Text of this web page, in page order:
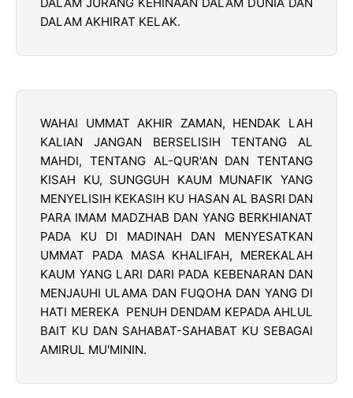
DALAM AKHIRAT KELAK.
WAHAI UMMAT AKHIR ZAMAN, HENDAK LAH
KALIAN JANGAN BERSELISIH TENTANG AL
MAHDI, TENTANG AL-QUR'AN DAN TENTANG
KISAH KU, SUNGGUH KAUM MUNAFIK YANG
MENYELISIH KEKASIH KU HASAN AL BASRI DAN
PARA IMAM MADZHAB DAN YANG BERKHIANAT
PADA KU DI MADINAH DAN MENYESATKAN
UMMAT PADA MASA KHALIFAH, MEREKALAH
KAUM YANG LARI DARI PADA KEBENARAN DAN
MENJAUHI ULAMA DAN FUQOHA DAN YANG DI
HATI MEREKA PENUH DENDAM KEPADA AHLUL
BAIT KU DAN SAHABAT-SAHABAT KU SEBAGAI
AMIRUL MU'MININ.